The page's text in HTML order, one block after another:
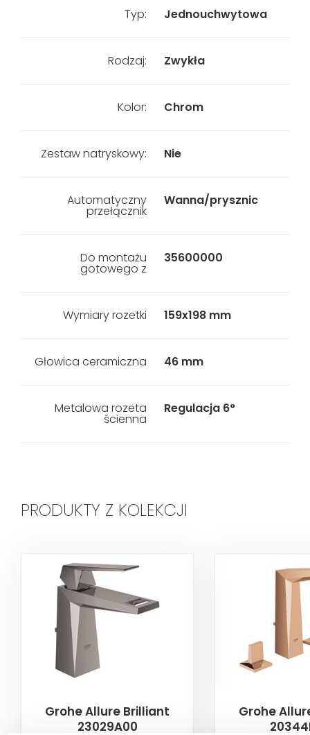
Typ: Jednouchwytowa
Rodzaj: Zwykła
Kolor: Chrom
Zestaw natryskowy: Nie
Automatyczny
przełącznik
Wanna/prysznic
Do montażu
gotowego z
35600000
Wymiary rozetki 159x198 mm
Głowica ceramiczna 46 mm
Metalowa rozeta
ścienna
Regulacja 6°
PRODUKTY Z KOLEKCJI
Grohe Allure Brilliant
23029A00
Grohe